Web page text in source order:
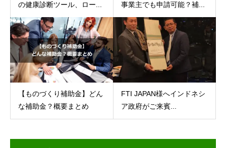
の健康診断ツール、ロー...
事業主でも申請可能？補...
【ものづくり補助金】どん
な補助金？概要まとめ
FTI JAPAN様へインドネシ
ア政府がご来賓...